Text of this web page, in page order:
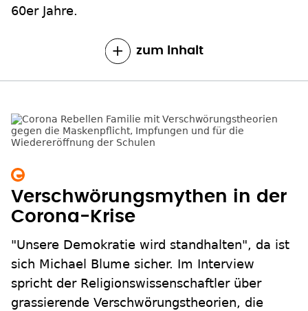
60er Jahre.
zum Inhalt
Verschwörungsmythen in der
Corona-Krise
"Unsere Demokratie wird standhalten", da ist
sich Michael Blume sicher. Im Interview
spricht der Religionswissenschaftler über
grassierende Verschwörungstheorien, die